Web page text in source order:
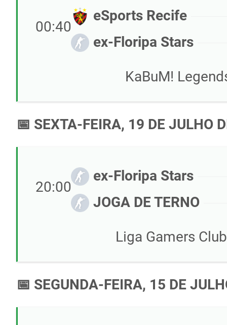
00:40
eSports Recife
ex-Floripa Stars
KaBuM!
📅 SEXTA-FEIRA, 19 DE JULHO
20:00
ex-Floripa Stars
JOGA DE TERNO
Liga Gamers
📅 SEGUNDA-FEIRA, 15 DE